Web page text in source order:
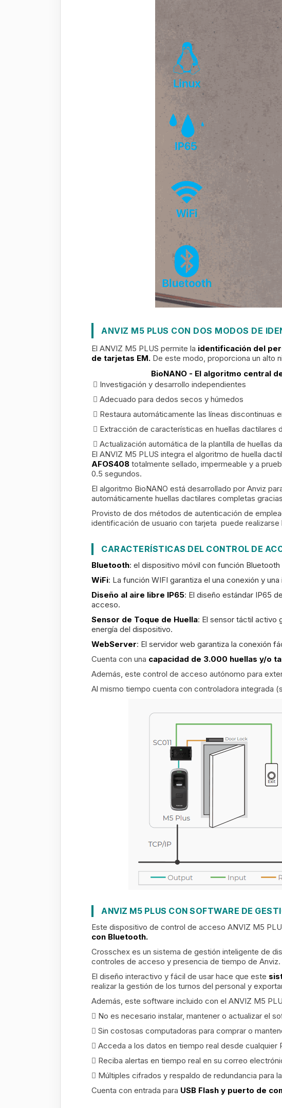
ANVIZ M5 PLUS CON DOS MODOS DE
El ANVIZ M5 PLUS permite la identificación del
de tarjetas EM. De este modo, proporciona un alto
BioNANO - El algoritmo central
Investigación y desarrollo independientes
Adecuado para dedos secos y húmedos
Restaura automáticamente las líneas discontinuas
Extracción de características en huellas dactilares
Actualización automática de la plantilla de huellas
El ANVIZ M5 PLUS integra el algoritmo de huella
AFOS408 totalmente sellado, impermeable y a
0.5 segundos.
El algoritmo BioNANO está desarrollado por Anviz
automáticamente huellas dactilares completas
Provisto de dos métodos de autenticación de
identificación de usuario con tarjeta puede realizarse
CARACTERÍSTICAS DEL CONTROL DE
Bluetooth: el dispositivo móvil con función
WiFi: La función WIFI garantiza el una conexión y
Diseño al aire libre IP65: El diseño estándar IP65
acceso.
Sensor de Toque de Huella: El sensor táctil activo
energía del dispositivo.
WebServer: El servidor web garantiza la conexión
Cuenta con una capacidad de 3.000 huellas y/o
Además, este control de acceso autónomo para
Al mismo tiempo cuenta con controladora integrada
ANVIZ M5 PLUS CON SOFTWARE DE
Este dispositivo de control de acceso ANVIZ M5
con Bluetooth.
Crosschex es un sistema de gestión inteligente de
controles de acceso y presencia de tiempo de Anviz.
El diseño interactivo y fácil de usar hace que este
realizar la gestión de los turnos del personal y
Además, este software incluido con el ANVIZ M5
No es necesario instalar, mantener o actualizar el
Sin costosas computadoras para comprar o
Acceda a los datos en tiempo real desde cualquier
Reciba alertas en tiempo real en su correo
Múltiples cifrados y respaldo de redundancia para
Cuenta con entrada para USB Flash y puerto de